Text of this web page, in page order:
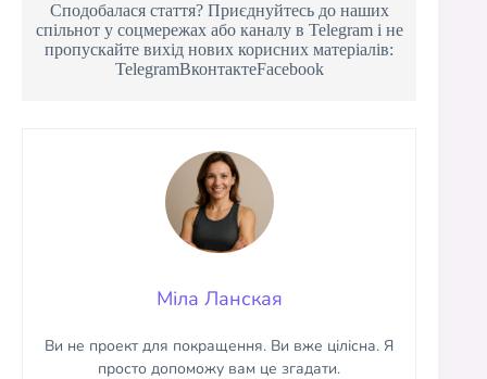
Сподобалася стаття? Приєднуйтесь до наших
спільнот у соцмережах або каналу в Telegram і не
пропускайте вихід нових корисних матеріалів:
TelegramВконтактеFacebook
Міла Ланская
Ви не проект для покращення. Ви вже цілісна. Я
просто допоможу вам це згадати.